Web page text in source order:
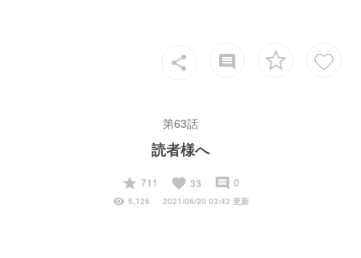
share insert_comment
第63話
読者様へ
start
711 favorite 33 insert_comment 0
visibility 5,126 2021/06/20 03:42 更新